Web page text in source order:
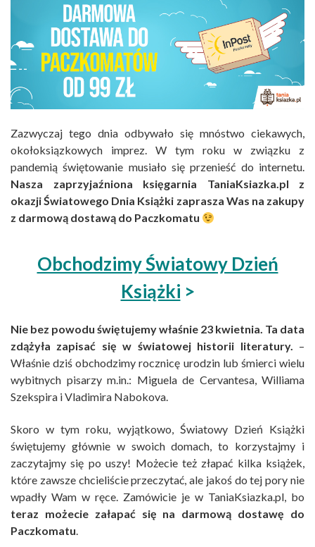
Zazwyczaj tego dnia odbywało się mnóstwo ciekawych,
okołoksiązkowych imprez. W tym roku w związku z
pandemią świętowanie musiało się przenieść do internetu.
Nasza zaprzyjaźniona księgarnia TaniaKsiazka.pl z
okazji Światowego Dnia Książki zaprasza Was na zakupy
z darmową dostawą do Paczkomatu
Obchodzimy Światowy Dzień
Książki >
Nie bez powodu świętujemy właśnie 23 kwietnia. Ta data
zdążyła zapisać się w światowej historii literatury. –
Właśnie dziś obchodzimy rocznicę urodzin lub śmierci wielu
wybitnych pisarzy m.in.: Miguela de Cervantesa, Williama
Szekspira i Vladimira Nabokova.
Skoro w tym roku, wyjątkowo, Światowy Dzień Książki
świętujemy głównie w swoich domach, to korzystajmy i
zaczytajmy się po uszy! Możecie też złapać kilka książek,
które zawsze chcieliście przeczytać, ale jakoś do tej pory nie
wpadły Wam w ręce. Zamówicie je w TaniaKsiazka.pl, bo
teraz możecie załapać się na darmową dostawę do
Paczkomatu.